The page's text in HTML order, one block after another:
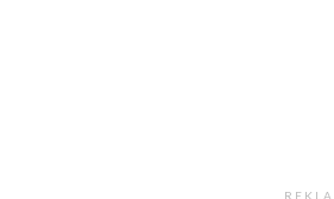
R E K L